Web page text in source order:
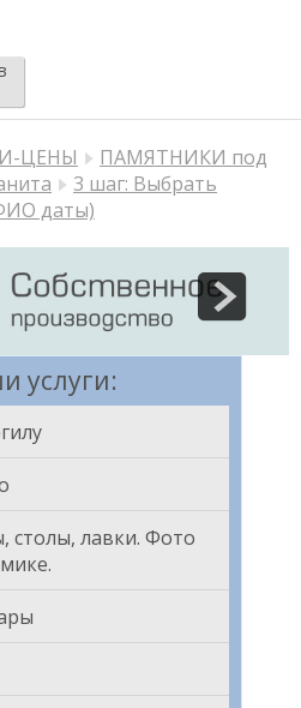
ЦЕНЫ
ПАМЯТНИКИ под
3 шаг: Выбрать
даты)
услуги:
столы, лавки. Фото